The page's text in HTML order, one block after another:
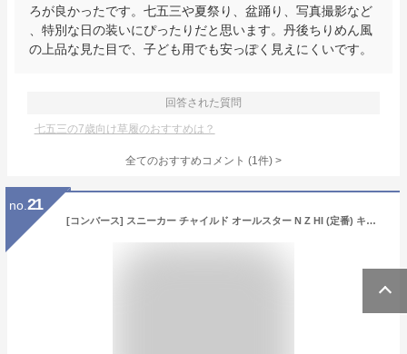
ろが良かったです。七五三や夏祭り、盆踊り、写真撮影など
、特別な日の装いにぴったりだと思います。丹後ちりめん風
の上品な見た目で、子ども用でも安っぽく見えにくいです。
回答された質問
七五三の7歳向け草履のおすすめは？
全てのおすすめコメント (1件) >
no. 21
[コンバース] スニーカー チャイルド オールスター N Z HI (定番) キッズ ベージュ 21.0 cm